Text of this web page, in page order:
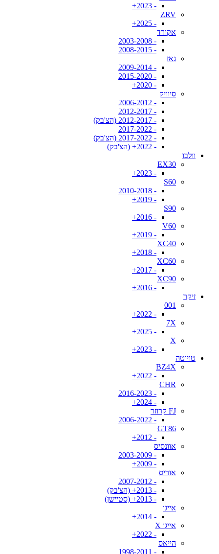
- 2023+
ZRV
- 2025+
אקורד
- 2003-2008
- 2008-2015
גאז
- 2009-2014
- 2015-2020
- 2020+
סיוויק
- 2006-2012
- 2012-2017
- 2012-2017 (הצ'בק)
- 2017-2022
- 2017-2022 (הצ'בק)
- 2022+ (הצ'בק)
וולבו
EX30
- 2023+
S60
- 2010-2018
- 2019+
S90
- 2016+
V60
- 2019+
XC40
- 2018+
XC60
- 2017+
XC90
- 2016+
זיקר
001
- 2022+
7X
- 2025+
X
- 2023+
טויוטה
BZ4X
- 2022+
CHR
- 2016-2023
- 2024+
FJ קרוזר
- 2006-2022
GT86
- 2012+
אוונסיס
- 2003-2009
- 2009+
אוריס
- 2007-2012
- 2013+ (הצ'בק)
- 2013+ (סטיישן)
אייגו
- 2014+
אייגו X
- 2022+
הייאס
- 1998-2011